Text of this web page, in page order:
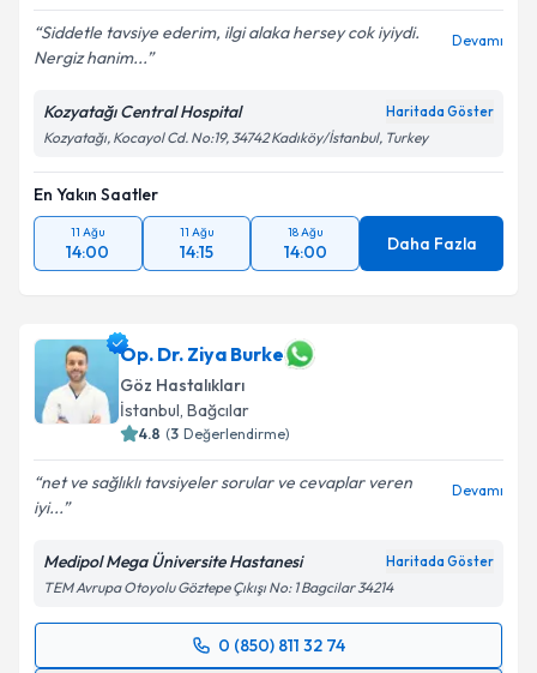
Siddetle tavsiye ederim, ilgi alaka hersey cok iyiydi.
Nergiz hanim...
Devamı
Kozyatağı Central Hospital Haritada Göster
Kozyatağı, Kocayol Cd. No:19, 34742 Kadıköy/İstanbul, Turkey
En Yakın Saatler
11 Ağu
14:00
11 Ağu
14:15
18 Ağu
14:00 Daha Fazla
Op. Dr. Ziya Burke
Göz Hastalıkları
İstanbul, Bağcılar
4.8 (3 Değerlendirme)
net ve sağlıklı tavsiyeler sorular ve cevaplar veren
iyi...
Devamı
Medipol Mega Üniversite Hastanesi Haritada Göster
TEM Avrupa Otoyolu Göztepe Çıkışı No: 1 Bagcilar 34214
0 (850) 811 32 74
Randevu Takvimi Talebi